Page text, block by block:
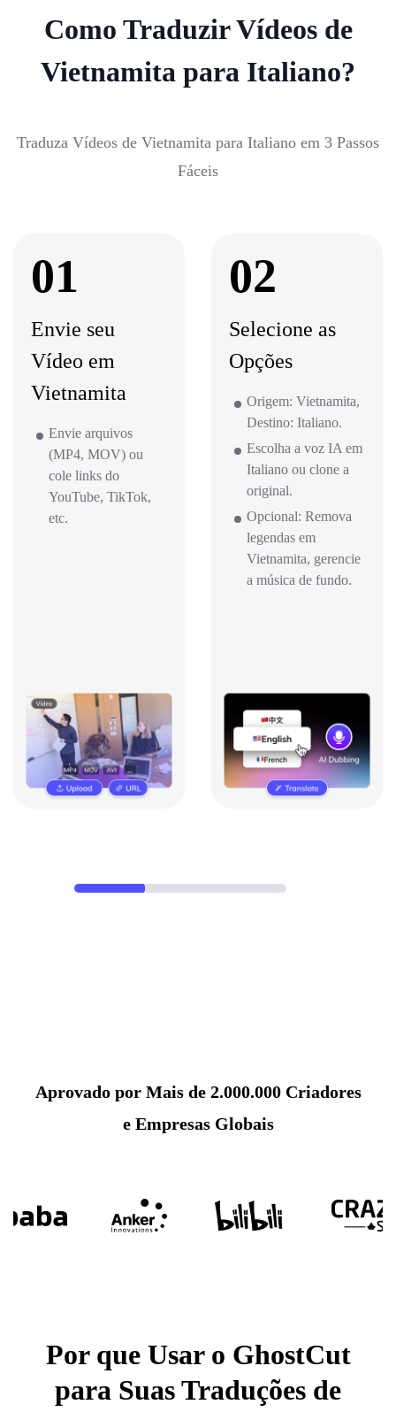
Como Traduzir Vídeos de
Vietnamita para Italiano?
Traduza Vídeos de Vietnamita para Italiano em 3 Passos
Fáceis
01
Envie seu
Vídeo em
Vietnamita
Envie arquivos
(MP4, MOV) ou
cole links do
YouTube, TikTok,
etc.
02
Selecione as
Opções
Origem: Vietnamita,
Destino: Italiano.
Escolha a voz IA em
Italiano ou clone a
original.
Opcional: Remova
legendas em
Vietnamita, gerencie
a música de fundo.
Aprovado por Mais de 2.000.000 Criadores
e Empresas Globais
Por que Usar o GhostCut
para Suas Traduções de